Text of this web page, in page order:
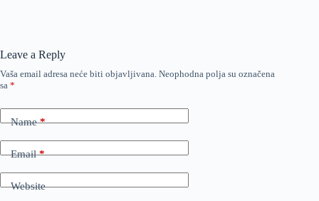
Leave a Reply
Vaša email adresa neće biti objavljivana. Neophodna polja su označena
sa *
Name*
Email*
Website